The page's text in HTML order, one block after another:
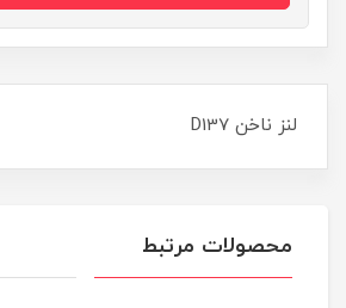
لنز ناخن D137
محصولات مرتبط